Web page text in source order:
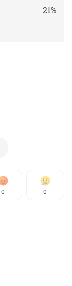
21%
0 0